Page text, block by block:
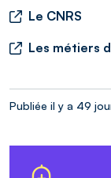
Le CNRS
Les métiers
Publiée il y a 49